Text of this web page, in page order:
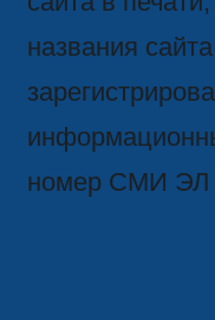
названия
номер СМИ ЭЛ